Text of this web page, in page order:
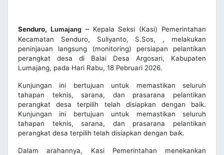
Senduro, Lumajang – Kepala Seksi (Kasi) Pemerintahan
Kecamatan Senduro, Suliyanto, S.Sos, , melakukan
peninjauan langsung (monitoring) persiapan pelantikan
perangkat desa di Balai Desa Argosari, Kabupaten
Lumajang, pada Hari Rabu, 18 Pebruari 2026.
Kunjungan ini bertujuan untuk memastikan seluruh
tahapan teknis, sarana, dan prasarana pelantikan
perangkat desa terpilih telah disiapkan dengan baik.
Kunjungan ini bertujuan untuk memastikan seluruh
tahapan teknis, sarana, dan prasarana pelantikan
perangkat desa terpilih telah disiapkan dengan baik.
Dalam arahannya, Kasi Pemerintahan menekankan